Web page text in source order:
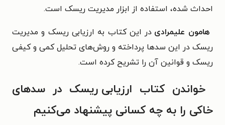
احداث شده، استفاده از ابزار مدیریت ریسک است.
هامون علیمرادی در این کتاب به ارزیابی ریسک و مدیریت
ریسک در این سدها پرداخته و روش‌های تحلیل کمی و کیفی
ریسک و قوانین آن را تشریح کرده است.
خواندن کتاب ارزیابی ریسک در سدهای
خاکی را به چه کسانی پیشنهاد می‌کنیم